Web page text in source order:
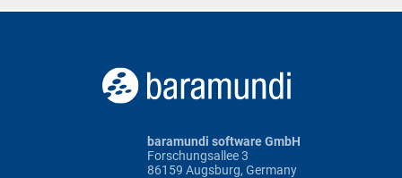
baramundi software GmbH
Forschungsallee 3
86159 Augsburg, Germany